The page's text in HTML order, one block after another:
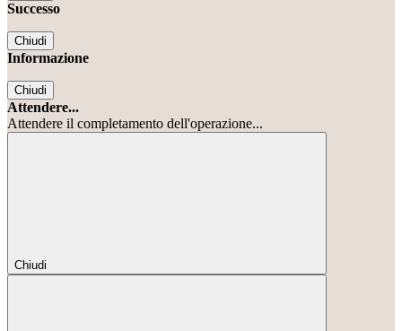
Successo
Chiudi
Informazione
Chiudi
Attendere...
Attendere il completamento dell'operazione...
Chiudi